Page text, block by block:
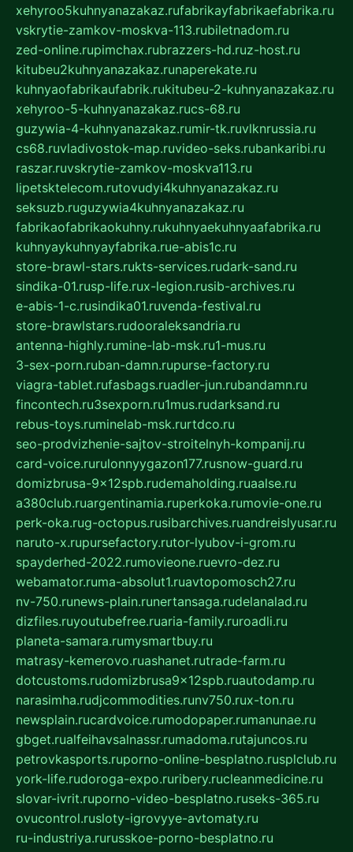
xehyroo5kuhnyanazakaz.rufabrikayfabrikaefabrika.ru
vskrytie-zamkov-moskva-113.rubiletnadom.ru
zed-online.rupimchax.rubrazzers-hd.ruz-host.ru
kitubeu2kuhnyanazakaz.runaperekate.ru
kuhnyaofabrikaufabrik.rukitubeu-2-kuhnyanazakaz.ru
xehyroo-5-kuhnyanazakaz.rucs-68.ru
guzywia-4-kuhnyanazakaz.rumir-tk.ruvlknrussia.ru
cs68.ruvladivostok-map.ruvideo-seks.rubankaribi.ru
raszar.ruvskrytie-zamkov-moskva113.ru
lipetsktelecom.rutovudyi4kuhnyanazakaz.ru
seksuzb.ruguzywia4kuhnyanazakaz.ru
fabrikaofabrikaokuhny.rukuhnyaekuhnyaafabrika.ru
kuhnyaykuhnyayfabrika.rue-abis1c.ru
store-brawl-stars.rukts-services.rudark-sand.ru
sindika-01.rusp-life.rux-legion.rusib-archives.ru
e-abis-1-c.rusindika01.ruvenda-festival.ru
store-brawlstars.rudooraleksandria.ru
antenna-highly.rumine-lab-msk.ru1-mus.ru
3-sex-porn.ruban-damn.rupurse-factory.ru
viagra-tablet.rufasbags.ruadler-jun.rubandamn.ru
fincontech.ru3sexporn.ru1mus.rudarksand.ru
rebus-toys.ruminelab-msk.rurtdco.ru
seo-prodvizhenie-sajtov-stroitelnyh-kompanij.ru
card-voice.rurulonnyygazon177.rusnow-guard.ru
domizbrusa-9x12spb.rudemaholding.ruaalse.ru
a380club.ruargentinamia.ruperkoka.rumovie-one.ru
perk-oka.rug-octopus.rusibarchives.ruandreislyusar.ru
naruto-x.rupursefactory.rutor-lyubov-i-grom.ru
spayderhed-2022.rumovieone.ruevro-dez.ru
webamator.ruma-absolut1.ruavtopomosch27.ru
nv-750.runews-plain.runertansaga.rudelanalad.ru
dizfiles.ruyoutubefree.ruaria-family.ruroadli.ru
planeta-samara.rumysmartbuy.ru
matrasy-kemerovo.ruashanet.rutrade-farm.ru
dotcustoms.rudomizbrusa9x12spb.ruautodamp.ru
narasimha.rudjcommodities.runv750.rux-ton.ru
newsplain.rucardvoice.rumodopaper.rumanunae.ru
gbget.rualfeihavsalnassr.rumadoma.rutajuncos.ru
petrovkasports.ruporno-online-besplatno.rusplclub.ru
york-life.rudoroga-expo.ruribery.rucleanmedicine.ru
slovar-ivrit.ruporno-video-besplatno.ruseks-365.ru
ovucontrol.rusloty-igrovyye-avtomaty.ru
ru-industriya.rurusskoe-porno-besplatno.ru